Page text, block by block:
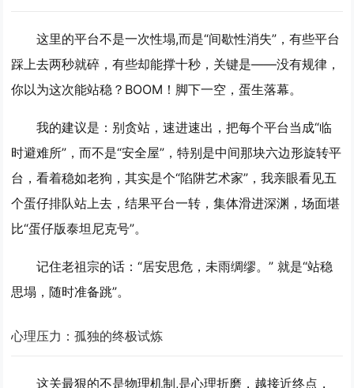
这里的平台不是一次性塌,而是“间歇性消失”，有些平台
踩上去两秒就碎，有些却能撑十秒，关键是——没有规律 ，
你以为这次能站稳？BOOM！脚下一空，蛋生落幕。
我的建议是： 别贪站，速进速出 ，把每个平台当成“临
时避难所”，而不是“安全屋”，特别是中间那块六边形旋转平
台，看着稳如老狗，其实是个“陷阱艺术家”，我亲眼看见五
个蛋仔排队站上去，结果平台一转，集体滑进深渊，场面堪
比“蛋仔版泰坦尼克号”。
记住老祖宗的话：“居安思危，未雨绸缪。” 就是“站稳
思塌，随时准备跳”。
心理压力：孤独的终极试炼
这关最狠的不是物理机制,是心理折磨 ，越接近终点，